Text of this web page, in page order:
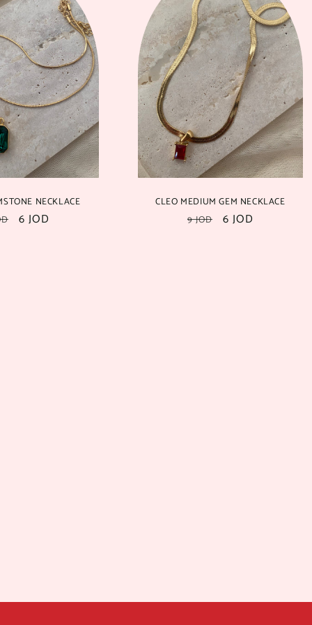
NECKLACE
سعر
6 JOD
CLEO MEDIUM GEM NECKLACE
السعر
9 JOD
سعر
6 JOD